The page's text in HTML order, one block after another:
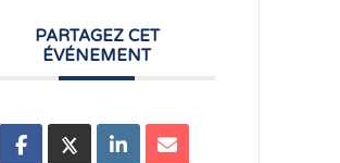
PARTAGEZ CET
ÉVÉNEMENT